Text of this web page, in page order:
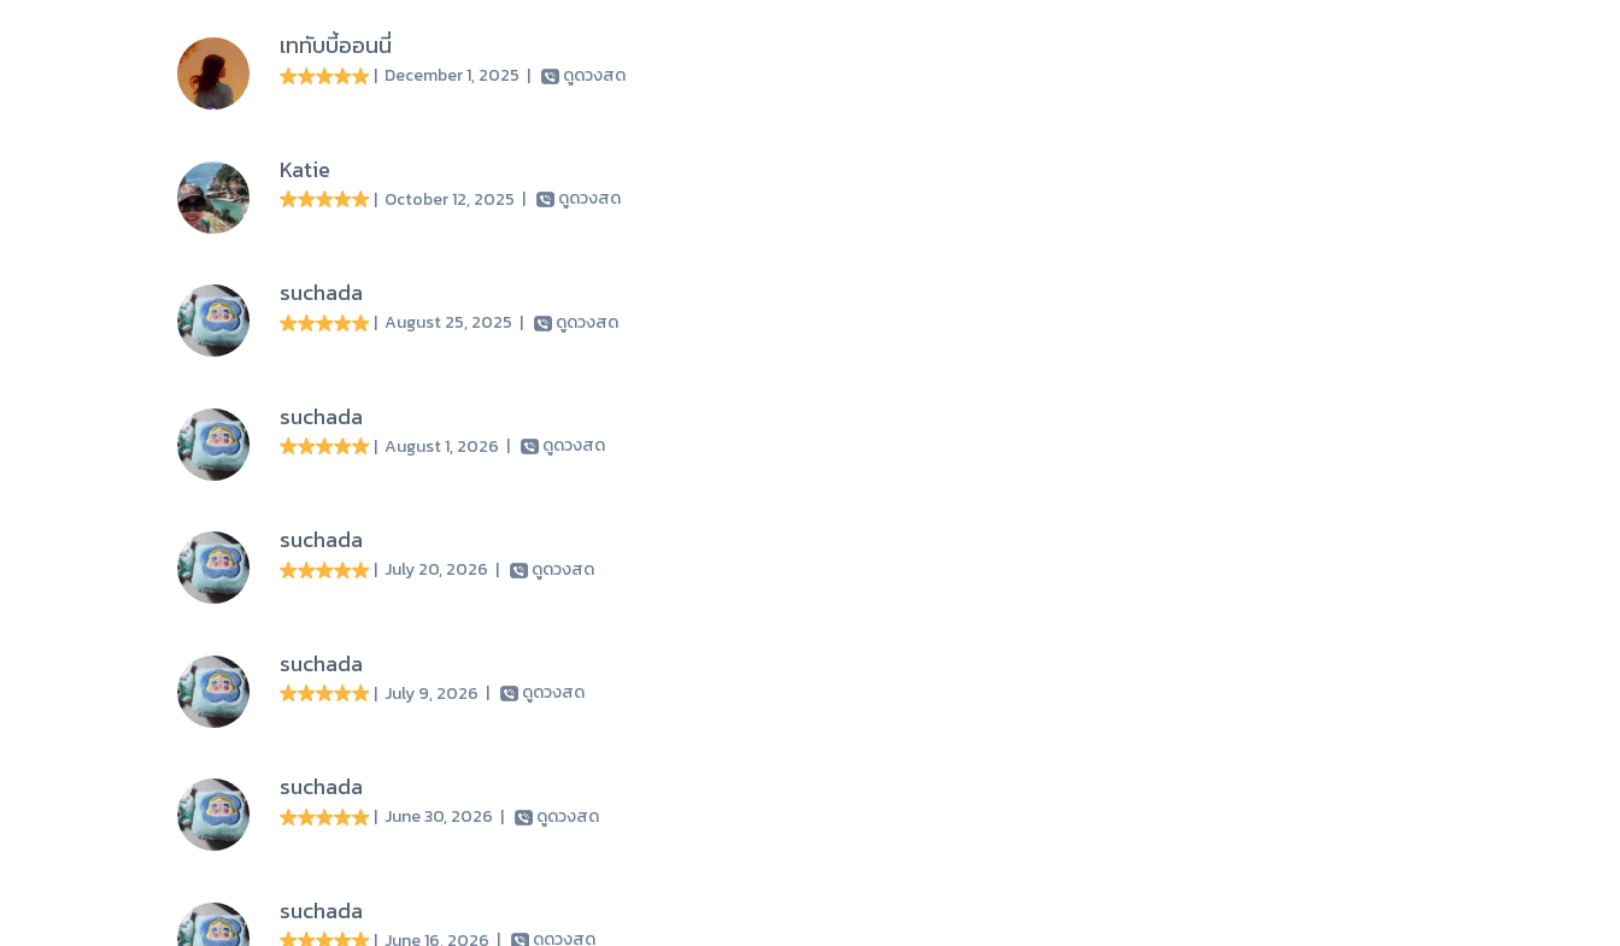
เททับบี้ออนนี่
| December 1, 2025 | ดูดวงสด
Katie
| October 12, 2025 | ดูดวงสด
suchada
| August 25, 2025 | ดูดวงสด
suchada
| August 1, 2026 | ดูดวงสด
suchada
| July 20, 2026 | ดูดวงสด
suchada
| July 9, 2026 | ดูดวงสด
suchada
| June 30, 2026 | ดูดวงสด
suchada
| June 16, 2026 | ดูดวงสด